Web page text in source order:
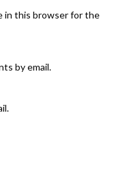
in this browser for the
by email.